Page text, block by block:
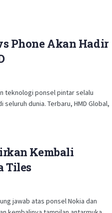
Phone Akan Hadir
teknologi ponsel pintar selalu
dunia. Terbaru, HMD Global,
Kembali
Tiles
jawab atas ponsel Nokia dan